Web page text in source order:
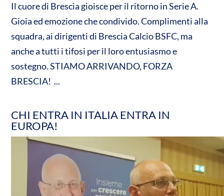
Il cuore di Brescia gioisce per il ritorno in Serie A.
Gioia ed emozione che condivido. Complimenti alla
squadra, ai dirigenti di Brescia Calcio BSFC, ma
anche a tutti i tifosi per il loro entusiasmo e
sostegno. STIAMO ARRIVANDO, FORZA
BRESCIA! ...
CHI ENTRA IN ITALIA ENTRA IN
EUROPA!